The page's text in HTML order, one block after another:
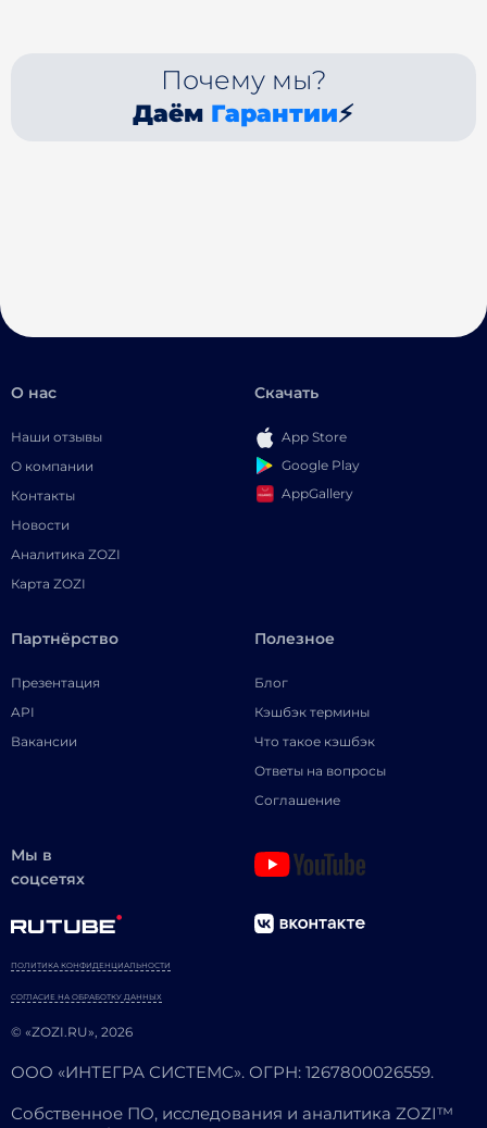
Почему мы?
Даём Гарантии⚡
О нас
Наши отзывы
О компании
Контакты
Новости
Аналитика ZOZI
Карта ZOZI
Скачать
App Store
Google Play
AppGallery
Партнёрство
Презентация
API
Вакансии
Полезное
Блог
Кэшбэк термины
Что такое кэшбэк
Ответы на вопросы
Соглашение
Мы в
соцсетях
© «ZOZI.RU», 2026
ПОЛИТИКА КОНФИДЕНЦИАЛЬНОСТИ
СОГЛАСИЕ НА ОБРАБОТКУ ДАННЫХ
ООО «ИНТЕГРА СИСТЕМС». ОГРН: 1267800026559.
Собственное ПО, исследования и аналитика ZOZI™